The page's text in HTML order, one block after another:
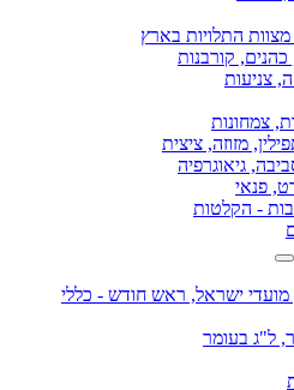
התלויות בארץ
קורבנות
צניעות
צמחונות
מזוזה, ציצית
גיאוגרפיה
פנאי
- הקלטות
מועדי ישראל, ראש חודש - כללי
ל"ג בעומר